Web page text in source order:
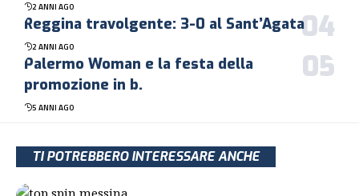
2 ANNI AGO
Reggina travolgente: 3-0 al Sant’Agata
2 ANNI AGO
Palermo Woman e la festa della
promozione in b.
5 ANNI AGO
TI POTREBBERO INTERESSARE ANCHE